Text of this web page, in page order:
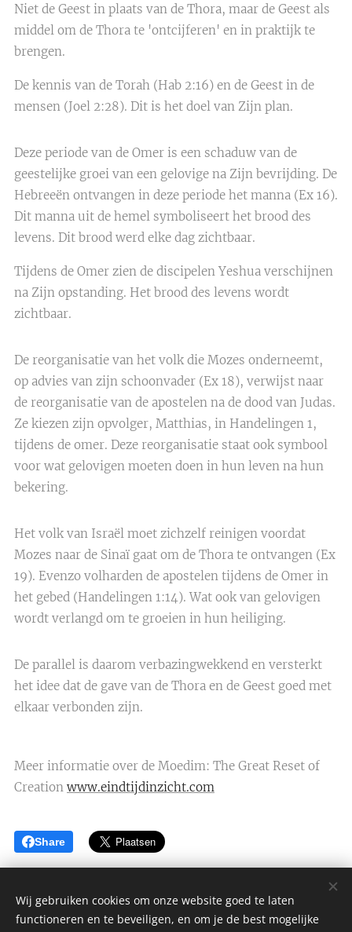
Niet de Geest in plaats van de Thora, maar de Geest als
middel om de Thora te 'ontcijferen' en in praktijk te
brengen.
De kennis van de Torah (Hab 2:16) en de Geest in de
mensen (Joel 2:28). Dit is het doel van Zijn plan.
Deze periode van de Omer is een schaduw van de
geestelijke groei van een gelovige na Zijn bevrijding. De
Hebreeën ontvangen in deze periode het manna (Ex 16).
Dit manna uit de hemel symboliseert het brood des
levens. Dit brood werd elke dag zichtbaar.
Tijdens de Omer zien de discipelen Yeshua verschijnen
na Zijn opstanding. Het brood des levens wordt
zichtbaar.
De reorganisatie van het volk die Mozes onderneemt,
op advies van zijn schoonvader (Ex 18), verwijst naar
de reorganisatie van de apostelen na de dood van Judas.
Ze kiezen zijn opvolger, Matthias, in Handelingen 1,
tijdens de omer. Deze reorganisatie staat ook symbool
voor wat gelovigen moeten doen in hun leven na hun
bekering.
Het volk van Israël moet zichzelf reinigen voordat
Mozes naar de Sinaï gaat om de Thora te ontvangen (Ex
19). Evenzo volharden de apostelen tijdens de Omer in
het gebed (Handelingen 1:14). Wat ook van gelovigen
wordt verlangd om te groeien in hun heiliging.
De parallel is daarom verbazingwekkend en versterkt
het idee dat de gave van de Thora en de Geest goed met
elkaar verbonden zijn.
Meer informatie over de Moedim: The Great Reset of
Creation www.eindtijdinzicht.com
Share
Wij gebruiken cookies om onze website goed te laten
functioneren en te beveiligen, en om je de best mogelijke